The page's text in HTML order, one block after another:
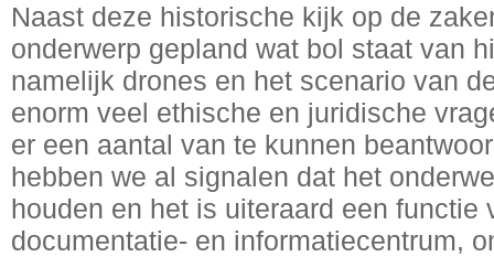
Naast deze historische kijk op de
onderwerp gepland wat bol staat van
namelijk drones en het scenario van
enorm veel ethische en juridische
er een aantal van te kunnen
hebben we al signalen dat het
houden en het is uiteraard een functie
documentatie- en informatiecentrum,